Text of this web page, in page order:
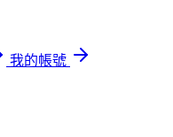
我的帳號